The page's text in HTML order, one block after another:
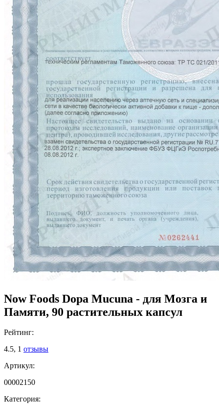
Now Foods Dopa Mucuna - для Мозга и
Памяти, 90 растительных капсул
Рейтинг:
4.5, 1 отзывы
Артикул:
00002150
Категория: